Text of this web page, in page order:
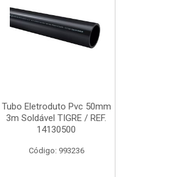
Tubo Eletroduto Pvc 50mm
3m Soldável TIGRE / REF.
14130500
Código: 993236